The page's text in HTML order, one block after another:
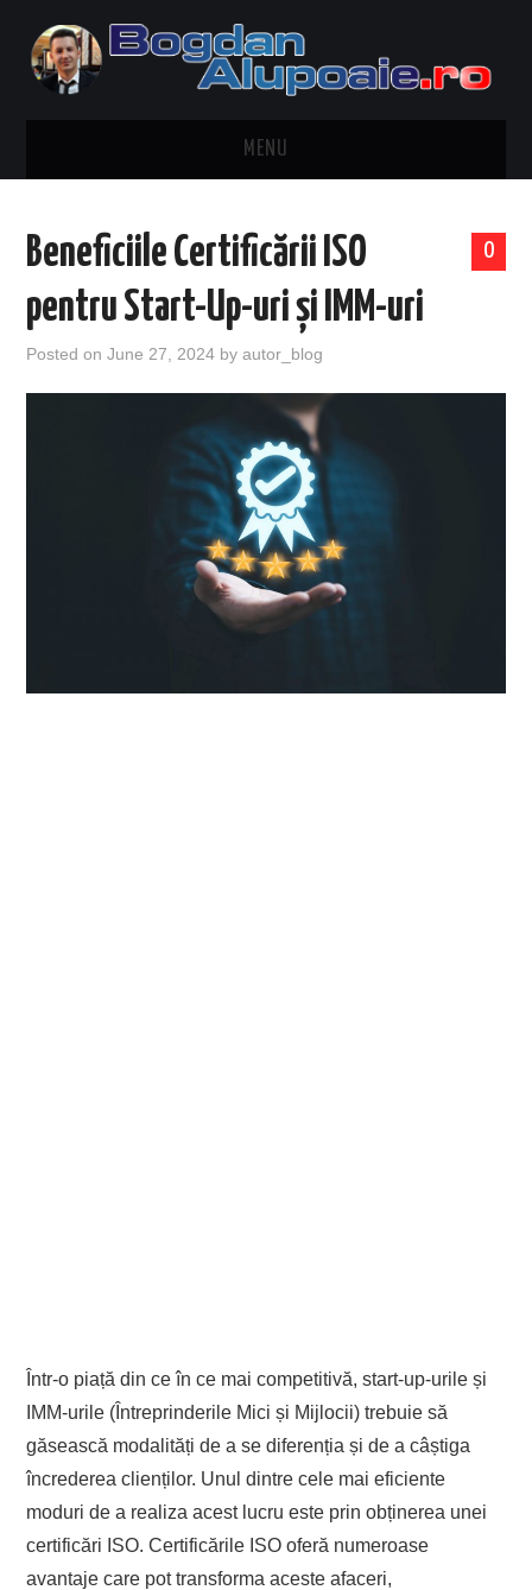
MENU
CONTACT
DESPRE BOGDAN ALUPOAIE
AUTOMOBILE
BICICLETE
0
Beneficiile Certificării ISO
pentru Start-Up-uri și IMM-uri
Posted onJune 27, 2024 byautor_blog
Într-o piață din ce în ce mai competitivă, start-up-urile și
IMM-urile (Întreprinderile Mici și Mijlocii) trebuie să
găsească modalități de a se diferenția și de a câștiga
încrederea clienților. Unul dintre cele mai eficiente
moduri de a realiza acest lucru este prin obținerea unei
certificări ISO. Certificările ISO oferă numeroase
avantaje care pot transforma aceste afaceri,